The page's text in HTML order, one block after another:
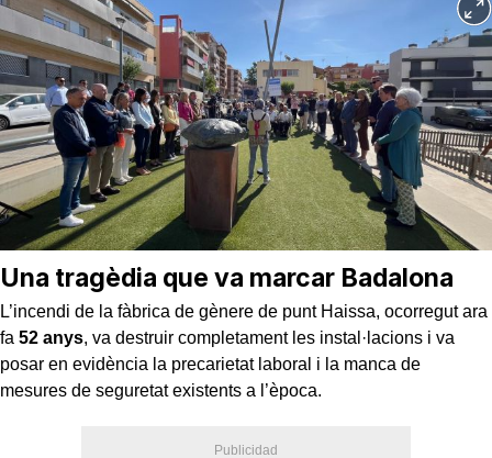
Una tragèdia que va marcar Badalona
L’incendi de la fàbrica de gènere de punt Haissa, ocorregut ara
fa 52 anys, va destruir completament les instal·lacions i va
posar en evidència la precarietat laboral i la manca de
mesures de seguretat existents a l’època.